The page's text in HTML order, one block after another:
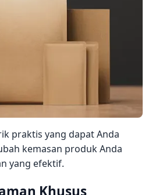
praktis yang dapat Anda
kemasan produk Anda
yang efektif.
Khusus